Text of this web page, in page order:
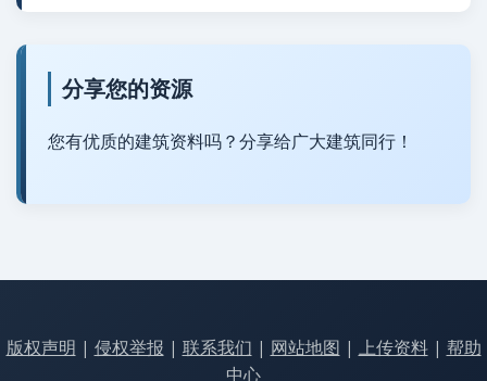
分享您的资源
您有优质的建筑资料吗？分享给广大建筑同行！
版权声明 | 侵权举报 | 联系我们 | 网站地图 | 上传资料| 帮助
中心